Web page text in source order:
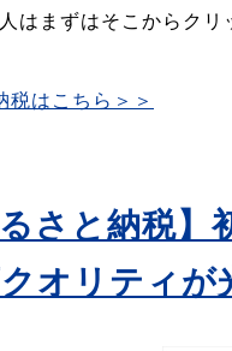
はまずはそこからクリ
税はこちら＞＞
るさと納税
オリティが